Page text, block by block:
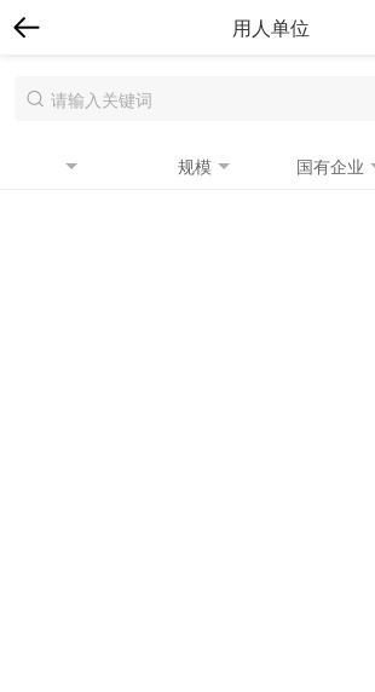
用人单位
规模 国有企业